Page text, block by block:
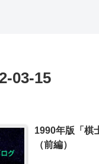
03-15
1990年版「棋
（前編）